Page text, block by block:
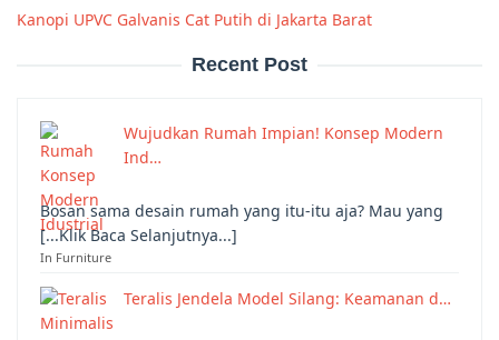
Kanopi UPVC Galvanis Cat Putih di Jakarta Barat
Recent Post
Wujudkan Rumah Impian! Konsep Modern
Ind…
Bosan sama desain rumah yang itu-itu aja? Mau yang
[...Klik Baca Selanjutnya...]
In Furniture
Teralis Jendela Model Silang: Keamanan d…